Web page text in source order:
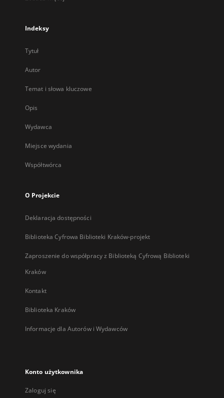
Indeksy
Tytuł
Autor
Temat i słowa kluczowe
Opis
Wydawca
Miejsce wydania
Współtwórca
O Projekcie
Deklaracja dostępności
Biblioteka Cyfrowa Biblioteki Kraków-projekt
Zaproszenie do współpracy z Biblioteką Cyfrową Biblioteki
Kraków
Kontakt
Biblioteka Kraków
Informacje dla Autorów i Wydawców
Konto użytkownika
Zaloguj się